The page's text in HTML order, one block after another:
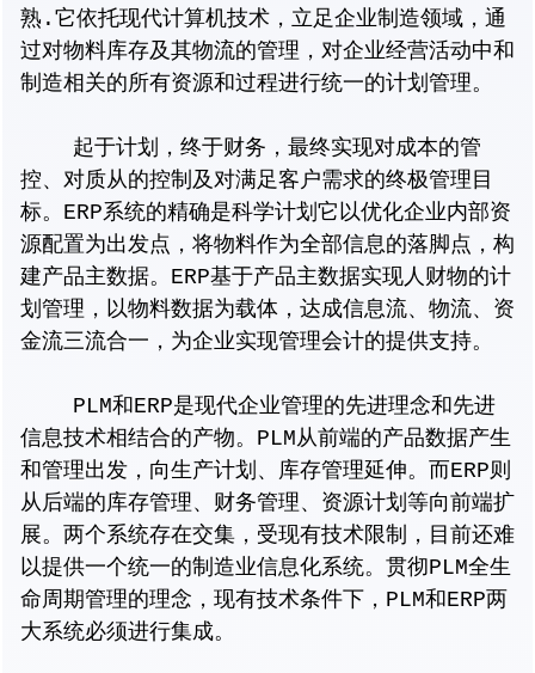
熟.它依托现代计算机技术，立足企业制造领域，通
过对物料库存及其物流的管理，对企业经营活动中和
制造相关的所有资源和过程进行统一的计划管理。
起于计划，终于财务，最终实现对成本的管
控、对质从的控制及对满足客户需求的终极管理目
标。ERP系统的精确是科学计划它以优化企业内部资
源配置为出发点，将物料作为全部信息的落脚点，构
建产品主数据。ERP基于产品主数据实现人财物的计
划管理，以物料数据为载体，达成信息流、物流、资
金流三流合一，为企业实现管理会计的提供支持。
PLM和ERP是现代企业管理的先进理念和先进
信息技术相结合的产物。PLM从前端的产品数据产生
和管理出发，向生产计划、库存管理延伸。而ERP则
从后端的库存管理、财务管理、资源计划等向前端扩
展。两个系统存在交集，受现有技术限制，目前还难
以提供一个统一的制造业信息化系统。贯彻PLM全生
命周期管理的理念，现有技术条件下，PLM和ERP两
大系统必须进行集成。